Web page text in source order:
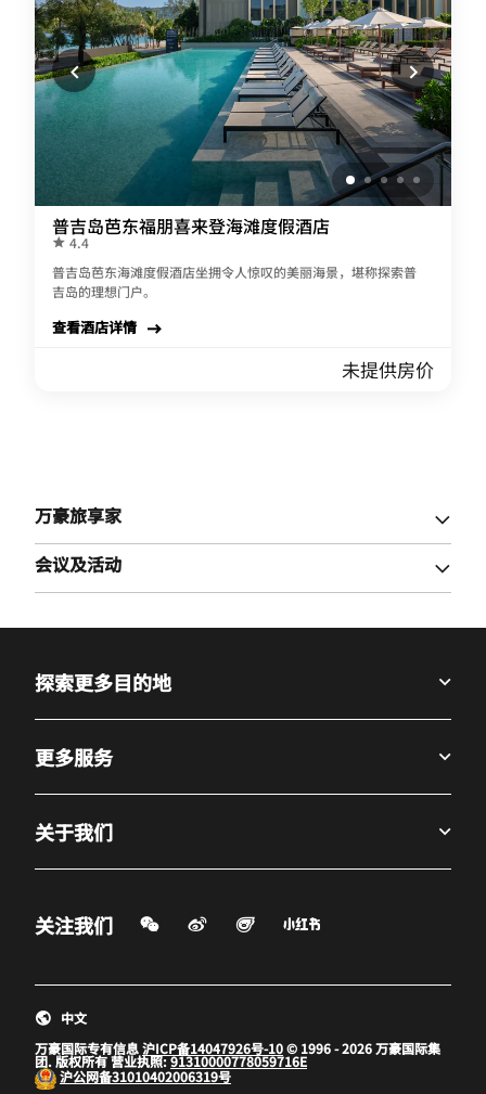
普吉岛芭东福朋喜来登海滩度假酒店
4.4
普吉岛芭东海滩度假酒店坐拥令人惊叹的美丽海景，堪称探索普
吉岛的理想门户。
查看酒店详情
未提供房价
万豪旅享家
会议及活动
探索更多目的地
更多服务
关于我们
关注我们 微信扫一扫
微博
打开新窗口
飞猪
打开新窗口打开新窗口
万豪国际专有信息沪ICP备14047926号-10© 1996 - 2026 万豪国际集
团. 版权所有 营业执照:91310000778059716E
沪公网备31010402006319号
中文